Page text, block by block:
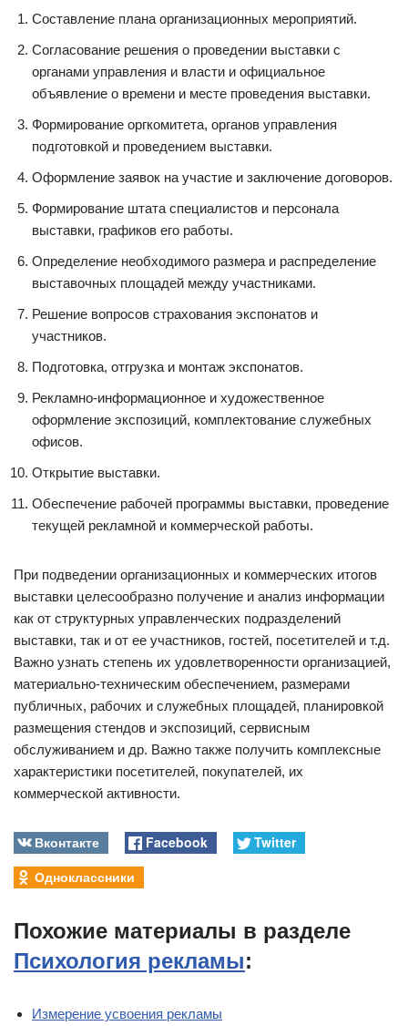
Составление плана организационных мероприятий.
Согласование решения о проведении выставки с
органами управления и власти и официальное
объявление о времени и месте проведения выставки.
Формирование оргкомитета, органов управления
подготовкой и проведением выставки.
Оформление заявок на участие и заключение договоров.
Формирование штата специалистов и персонала
выставки, графиков его работы.
Определение необходимого размера и распределение
выставочных площадей между участниками.
Решение вопросов страхования экспонатов и
участников.
Подготовка, отгрузка и монтаж экспонатов.
Рекламно-информационное и художественное
оформление экспозиций, комплектование служебных
офисов.
Открытие выставки.
Обеспечение рабочей программы выставки, проведение
текущей рекламной и коммерческой работы.
При подведении организационных и коммерческих итогов
выставки целесообразно получение и анализ информации
как от структурных управленческих подразделений
выставки, так и от ее участников, гостей, посетителей и т.д.
Важно узнать степень их удовлетворенности организацией,
материально-техническим обеспечением, размерами
публичных, рабочих и служебных площадей, планировкой
размещения стендов и экспозиций, сервисным
обслуживанием и др. Важно также получить комплексные
характеристики посетителей, покупателей, их
коммерческой активности.
Вконтакте Facebook
Twitter
Одноклассники
Похожие материалы в разделе
Психология рекламы:
Измерение усвоения рекламы